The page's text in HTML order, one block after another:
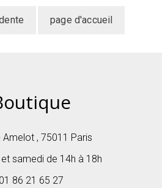
Amelot , 75011 Paris
samedi de 14h à 18h
01 86 21 65 27